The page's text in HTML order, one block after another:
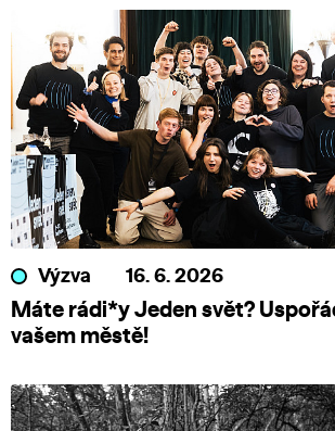
Výzva 16. 6. 2026
Máte rádi*y Jeden svět?
vašem městě!